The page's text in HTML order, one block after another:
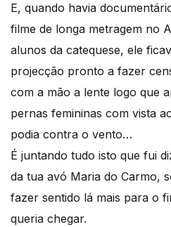
E, quando havia
filme de longa metragem no
alunos da catequese, ele
projecção pronto a fazer
com a mão a lente logo que
pernas femininas com vista
podia contra o vento…
É juntando tudo isto que fui
da tua avó Maria do Carmo,
fazer sentido lá mais para o
queria chegar.